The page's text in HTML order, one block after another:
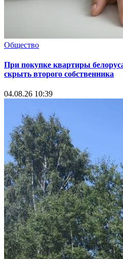
Общество
При покупке квартиры
скрыть второго собственника
04.08.26 10:39